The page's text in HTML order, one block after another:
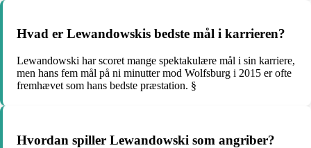
Hvad er Lewandowskis bedste mål i karrieren?
Lewandowski har scoret mange spektakulære mål i sin karriere,
men hans fem mål på ni minutter mod Wolfsburg i 2015 er ofte
fremhævet som hans bedste præstation. §
Hvordan spiller Lewandowski som angriber?